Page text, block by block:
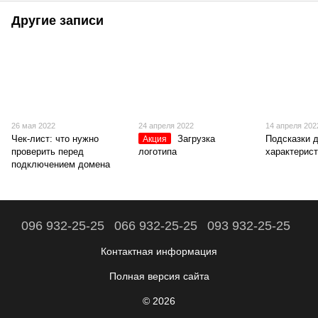
Другие записи
26 мая 2022
Чек-лист: что нужно
проверить перед
подключением домена
24 апреля 2022
Акция
Загрузка
логотипа
14 апреля
Подсказки
096 932-25-25 066 932-25-25 093 932-25-25
Контактная информация
Полная версия сайта
© 2026